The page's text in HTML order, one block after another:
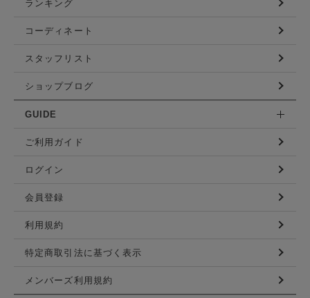
ランキング
コーディネート
スタッフリスト
ショップブログ
GUIDE
ご利用ガイド
ログイン
会員登録
利用規約
特定商取引法に基づく表示
メンバーズ利用規約